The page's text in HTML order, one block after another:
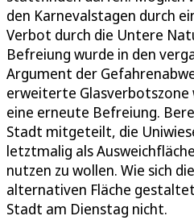
den Karnevalstagen durch
Verbot durch die Untere
Befreiung wurde in den
Argument der
erweiterte Glasverbotszone
eine erneute Befreiung.
Stadt mitgeteilt, die
letztmalig als
nutzen zu wollen. Wie sich
alternativen Fläche
Stadt am Dienstag nicht.